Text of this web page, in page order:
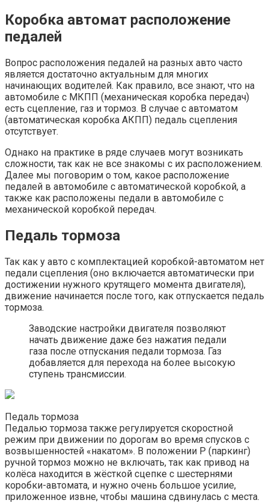
Коробка автомат расположение
педалей
Вопрос расположения педалей на разных авто часто
является достаточно актуальным для многих
начинающих водителей. Как правило, все знают, что на
автомобиле с МКПП (механическая коробка передач)
есть сцепление, газ и тормоз. В случае с автоматом
(автоматическая коробка АКПП) педаль сцепления
отсутствует.
Однако на практике в ряде случаев могут возникать
сложности, так как не все знакомы с их расположением.
Далее мы поговорим о том, какое расположение
педалей в автомобиле с автоматической коробкой, а
также как расположены педали в автомобиле с
механической коробкой передач.
Педаль тормоза
Так как у авто с комплектацией коробкой-автоматом нет
педали сцепления (оно включается автоматически при
достижении нужного крутящего момента двигателя),
движение начинается после того, как отпускается педаль
тормоза.
Заводские настройки двигателя позволяют
начать движение даже без нажатия педали
газа после отпускания педали тормоза. Газ
добавляется для перехода на более высокую
ступень трансмиссии.
Педаль тормоза
Педалью тормоза также регулируется скоростной
режим при движении по дорогам во время спусков с
возвышенностей «накатом». В положении Р (паркинг)
ручной тормоз можно не включать, так как привод на
колёса находится в жёсткой сцепке с шестернями
коробки-автомата, и нужно очень большое усилие,
приложенное извне, чтобы машина сдвинулась с места.